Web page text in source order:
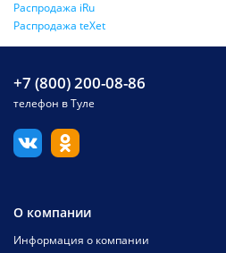
Распродажа iRu
Распродажа teXet
+7 (800) 200-08-86
телефон в Туле
О компании
Информация о компании